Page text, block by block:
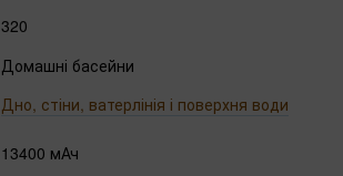
320
Домашні басейни
Дно, стіни, ватерлінія і поверхня води
13400 мАч